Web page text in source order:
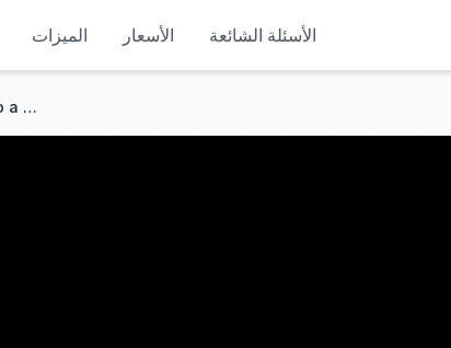
الميزات الأسعار الأسئلة الشائعة
Aparezco con vestido glamuroso, veo a mi marido con su amante. ¡Lo haré arrepentirse!